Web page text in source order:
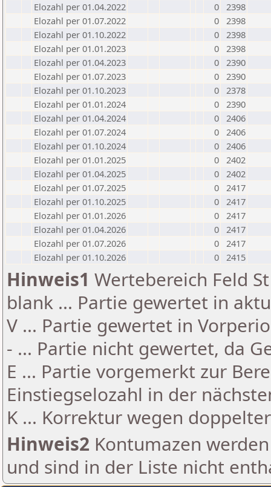
Elozahl per 01.04.2022
0 2398
Elozahl per 01.07.2022
0 2398
Elozahl per 01.10.2022
0 2398
Elozahl per 01.01.2023
0 2398
Elozahl per 01.04.2023
0 2390
Elozahl per 01.07.2023
0 2390
Elozahl per 01.10.2023
0 2378
Elozahl per 01.01.2024
0 2390
Elozahl per 01.04.2024
0 2406
Elozahl per 01.07.2024
0 2406
Elozahl per 01.10.2024
0 2406
Elozahl per 01.01.2025
0 2402
Elozahl per 01.04.2025
0 2402
Elozahl per 01.07.2025
0 2417
Elozahl per 01.10.2025
0 2417
Elozahl per 01.01.2026
0 2417
Elozahl per 01.04.2026
0 2417
Elozahl per 01.07.2026
0 2417
Elozahl per 01.10.2026
0 2415
Hinweis1 Wertebereich Feld
blank ... Partie gewertet in
V ... Partie gewertet in
- ... Partie nicht gewertet, da
E ... Partie vorgemerkt zur
Einstiegselozahl in der
K ... Korrektur wegen
Hinweis2 Kontumazen
und sind in der Liste nicht